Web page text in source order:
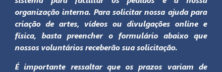
organização interna. Para solicitar nossa ajuda para
criação de artes, vídeos ou divulgações online e
física, basta preencher o formulário abaixo que
nossos voluntários receberão sua solicitação.
É importante ressaltar que os prazos variam de